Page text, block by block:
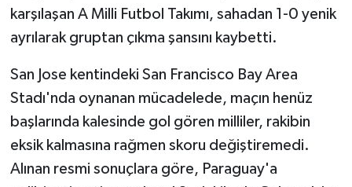
karşılaşan A Milli Futbol Takımı, sahadan 1-0 yenik
ayrılarak gruptan çıkma şansını kaybetti.
San Jose kentindeki San Francisco Bay Area
Stadı'nda oynanan mücadelede, maçın henüz
başlarında kalesinde gol gören milliler, rakibin
eksik kalmasına rağmen skoru değiştiremedi.
Alınan resmi sonuçlara göre, Paraguay'a